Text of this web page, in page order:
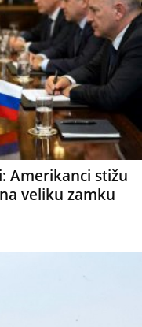
Amerikanci stižu
veliku zamku